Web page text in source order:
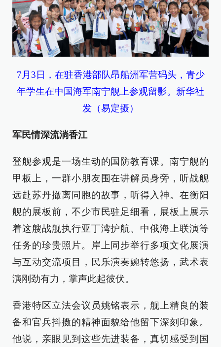
7月3日，在驻香港部队昂船洲军营码头，青少
年学生在中国海军南宁舰上参观留影。新华社
发（易定摄）
军民情深流淌香江
登舰参观是一场生动的国防教育课。南宁舰的
甲板上，一群小朋友围在讲解员身旁，听战舰
远赴苏丹撤离同胞的故事，听得入神。在衡阳
舰的展板前，不少市民驻足细看，展板上展示
着这艘战舰执行亚丁湾护航、中俄海上联演等
任务的珍贵照片。岸上同步举行多项文化展演
与互动交流项目，民乐演奏婉转悠扬，武术表
演刚劲有力，掌声此起彼伏。
香港特区立法会议员姚铭表示，舰上精良的装
备和官兵抖擞的精神面貌给他留下深刻印象。
他说，亲眼见到这些先进装备，真切感受到国